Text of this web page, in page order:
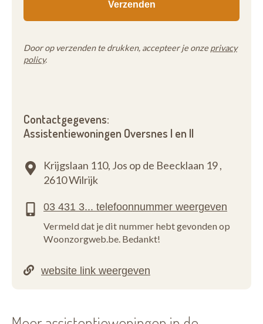
Door op verzenden te drukken, accepteer je onze privacy
policy.
Contactgegevens:
Assistentiewoningen Oversnes I en II
Krijgslaan 110, Jos op de Beecklaan 19 ,
2610 Wilrijk
Vermeld dat je dit nummer hebt gevonden op
Woonzorgweb.be. Bedankt!